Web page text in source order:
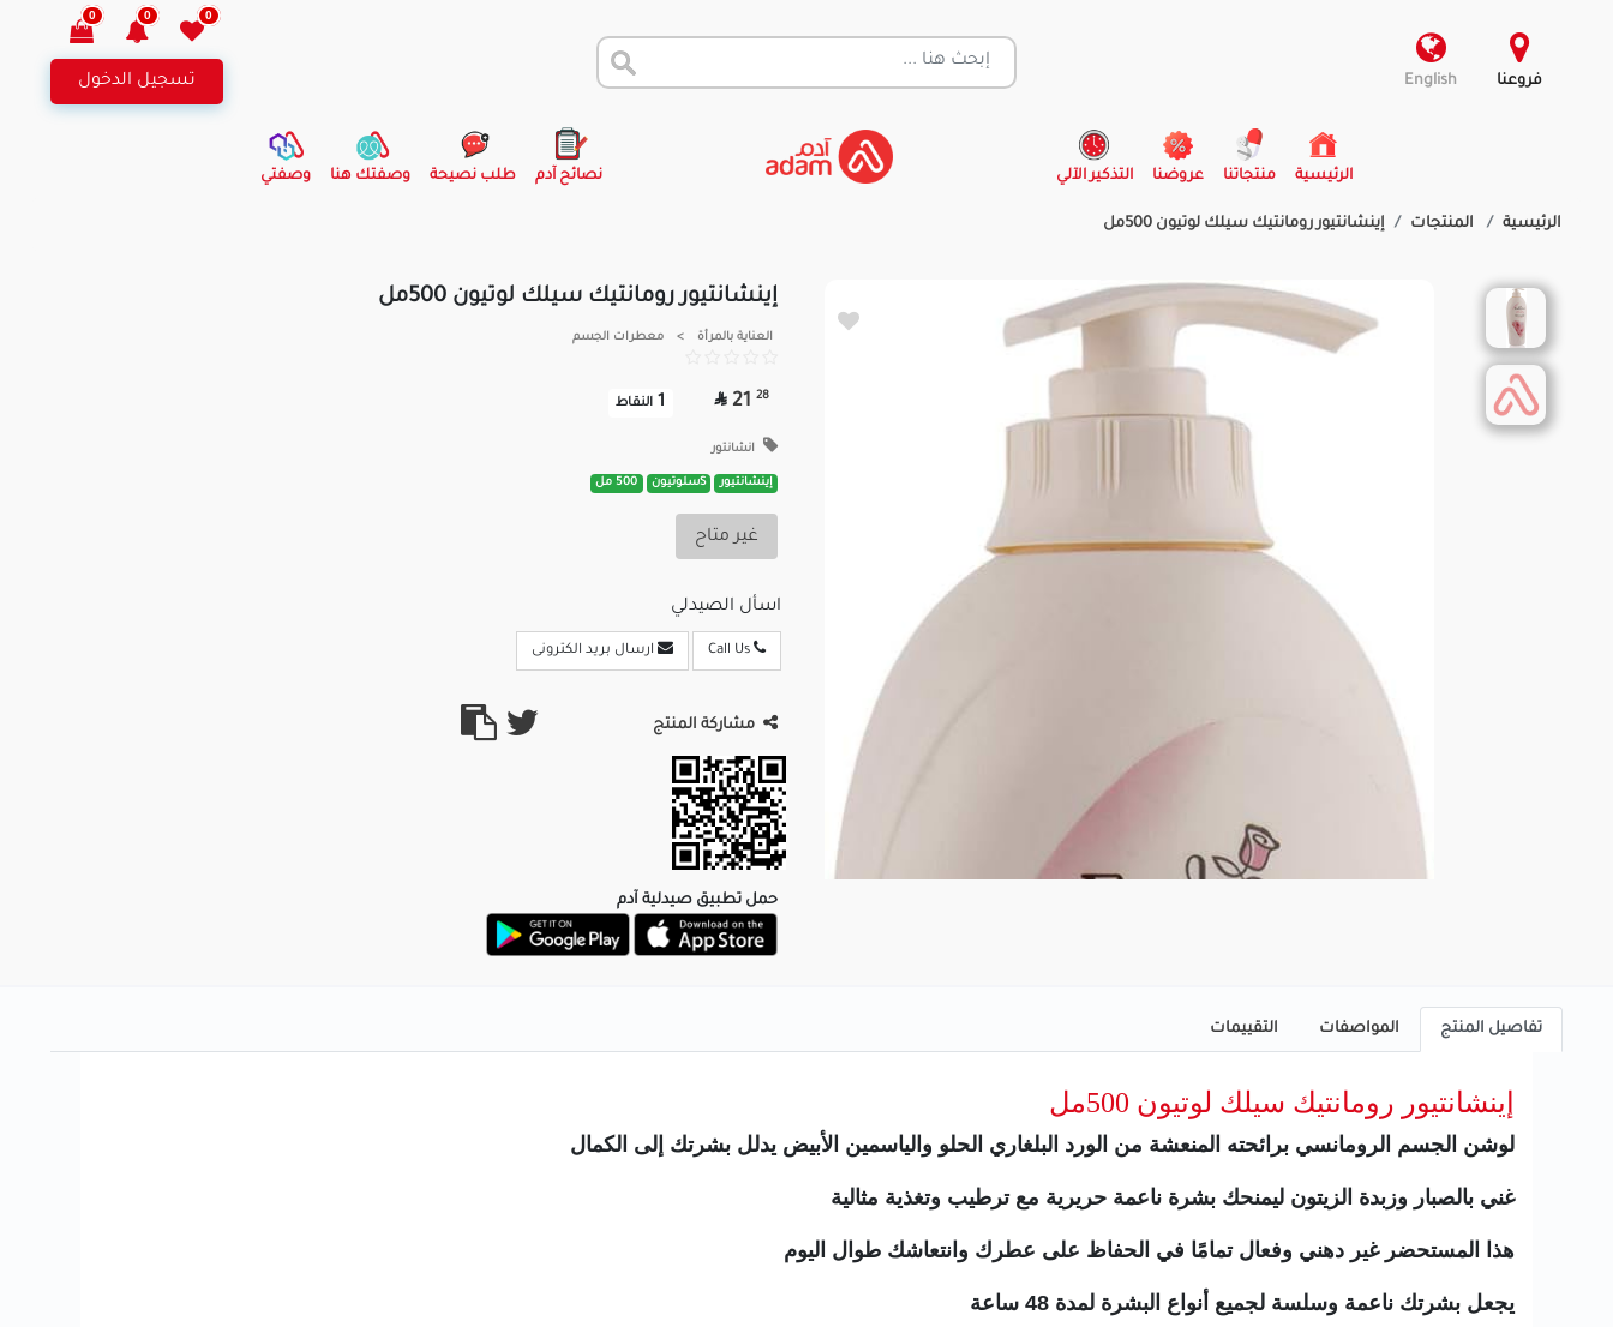
فروعنا English
0
0
0
تسجيل الدخول
الرئيسية
(current) منتجاتنا عروضنا التذكير الآلي نصائح آدم طلب نصيحة وصفتك هنا وصفتي
الرئيسية المنتجات إينشانتيور رومانتيك سيلك لوتيون 500مل
إينشانتيور رومانتيك سيلك لوتيون 500مل
العناية بالمرأة > معطرات الجسم
28
21

1 النقاط
انشانتور
إينشانتيور Sسلوتيون 500 مل
غير متاح
اسأل الصيدلي
Call Us ارسال بريد الكترونى
مشاركة المنتج
حمل تطبيق صيدلية آدم
تفاصيل المنتج المواصفات التقييمات
إينشانتيور رومانتيك سيلك لوتيون 500مل
لوشن الجسم الرومانسي برائحته المنعشة من الورد البلغاري الحلو والياسمين الأبيض يدلل بشرتك إلى الكمال
غني بالصبار وزبدة الزيتون ليمنحك بشرة ناعمة حريرية مع ترطيب وتغذية مثالية
هذا المستحضر غير دهني وفعال تمامًا في الحفاظ على عطرك وانتعاشك طوال اليوم
يجعل بشرتك ناعمة وسلسة لجميع أنواع البشرة لمدة 48 ساعة